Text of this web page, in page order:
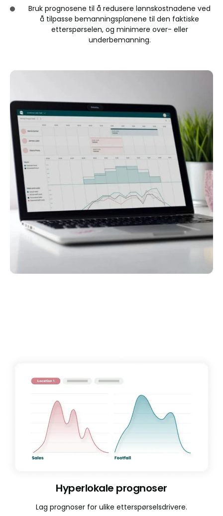
Bruk prognosene til å redusere lønnskostnadene ved
å tilpasse bemanningsplanene til den faktiske
etterspørselen, og minimere over- eller
underbemanning.
Hyperlokale prognoser
Lag prognoser for ulike etterspørselsdrivere.